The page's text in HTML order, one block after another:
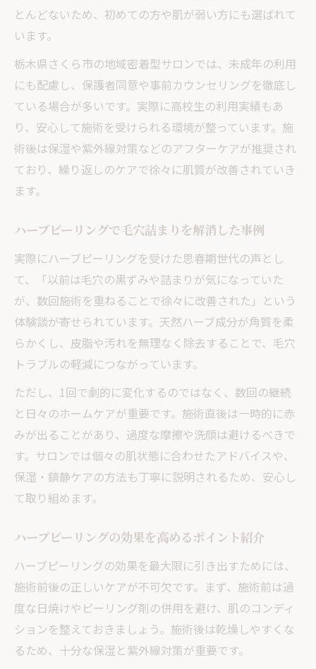
とんどないため、初めての方や肌が弱い方にも選ばれて
います。
栃木県さくら市の地域密着型サロンでは、未成年の利用
にも配慮し、保護者同意や事前カウンセリングを徹底し
ている場合が多いです。実際に高校生の利用実績もあ
り、安心して施術を受けられる環境が整っています。施
術後は保湿や紫外線対策などのアフターケアが推奨され
ており、繰り返しのケアで徐々に肌質が改善されていき
ます。
ハーブピーリングで毛穴詰まりを解消した事例
実際にハーブピーリングを受けた思春期世代の声とし
て、「以前は毛穴の黒ずみや詰まりが気になっていた
が、数回施術を重ねることで徐々に改善された」という
体験談が寄せられています。天然ハーブ成分が角質を柔
らかくし、皮脂や汚れを無理なく除去することで、毛穴
トラブルの軽減につながっています。
ただし、1回で劇的に変化するのではなく、数回の継続
と日々のホームケアが重要です。施術直後は一時的に赤
みが出ることがあり、過度な摩擦や洗顔は避けるべきで
す。サロンでは個々の肌状態に合わせたアドバイスや、
保湿・鎮静ケアの方法も丁寧に説明されるため、安心し
て取り組めます。
ハーブピーリングの効果を高めるポイント紹介
ハーブピーリングの効果を最大限に引き出すためには、
施術前後の正しいケアが不可欠です。まず、施術前は過
度な日焼けやピーリング剤の併用を避け、肌のコンディ
ションを整えておきましょう。施術後は乾燥しやすくな
るため、十分な保湿と紫外線対策が重要です。